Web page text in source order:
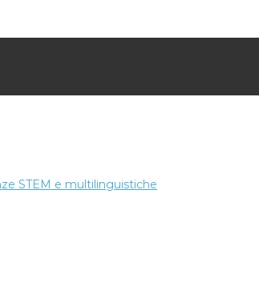
STEM e multilinguistiche